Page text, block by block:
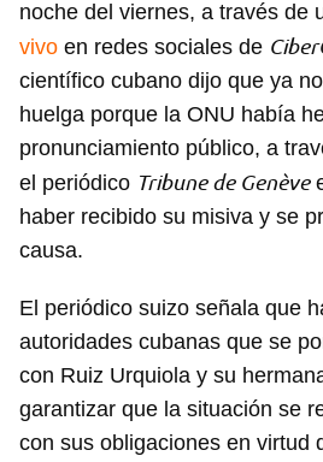
noche del viernes, a través de
vivo en redes sociales de
científico cubano dijo que ya
huelga porque la ONU había
pronunciamiento público, a
el periódico Tribune de Genève
haber recibido su misiva y se
causa.
El periódico suizo señala que
autoridades cubanas que se
con Ruiz Urquiola y su
garantizar que la situación se
con sus obligaciones en virtud